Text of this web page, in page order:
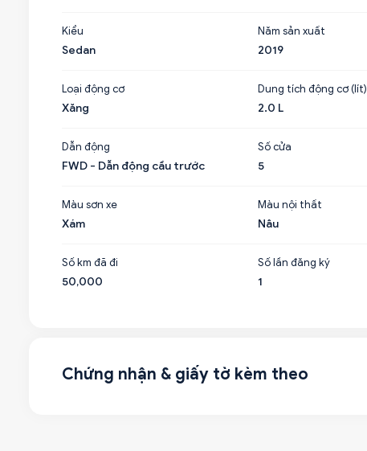
Kiểu
Sedan
Năm sản xuất
2019
Loại động cơ
Xăng
Dung tích động cơ (lít)
2.0 L
Dẫn động
FWD - Dẫn động cầu trước
Số cửa
5
Màu sơn xe
Xám
Màu nội thất
Nâu
Số km đã đi
50,000
Số lần đăng ký
1
Chứng nhận & giấy tờ kèm theo